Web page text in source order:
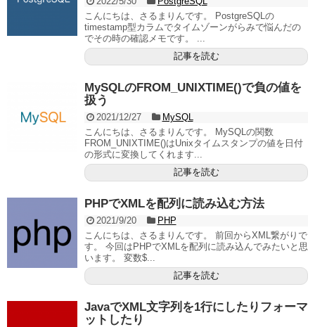
こんにちは、さるまりんです。 PostgreSQLの
timestamp型カラムでタイムゾーンがらみで悩んだの
でその時の確認メモです。 ...
記事を読む
MySQLのFROM_UNIXTIME()で負の値を
扱う
2021/12/27
MySQL
こんにちは、さるまりんです。 MySQLの関数
FROM_UNIXTIME()はUnixタイムスタンプの値を日付
の形式に変換してくれます...
記事を読む
PHPでXMLを配列に読み込む方法
2021/9/20
PHP
こんにちは、さるまりんです。 前回からXML繋がりで
す。 今回はPHPでXMLを配列に読み込んでみたいと思
います。 変数$...
記事を読む
JavaでXML文字列を1行にしたりフォーマ
ットしたり